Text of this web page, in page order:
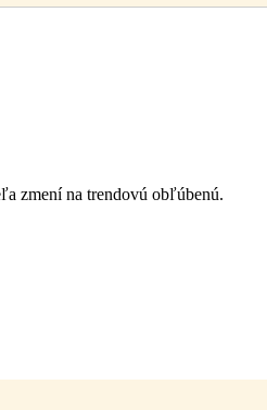
zmení na trendovú obľúbenú.